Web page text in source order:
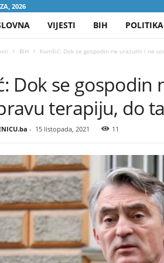
2026
VIJESTI BIH POLITIKA
BiH Komšić: Dok se gospodin ne urazumi i ne
Dok se gospodin
terapiju, do
- 15 listopada, 2021 11